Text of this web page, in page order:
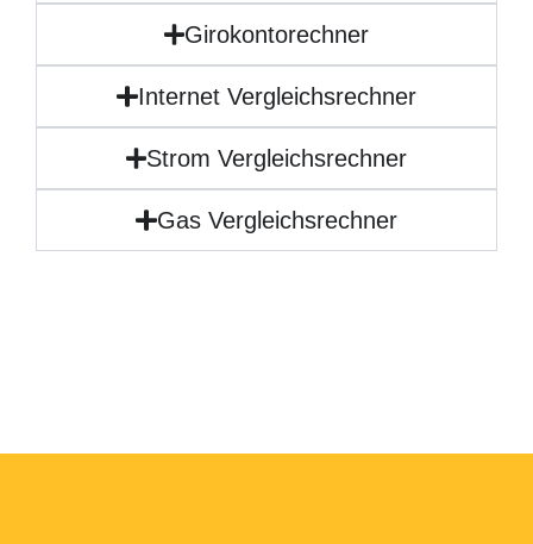
Girokontorechner
Internet Vergleichsrechner
Strom Vergleichsrechner
Gas Vergleichsrechner